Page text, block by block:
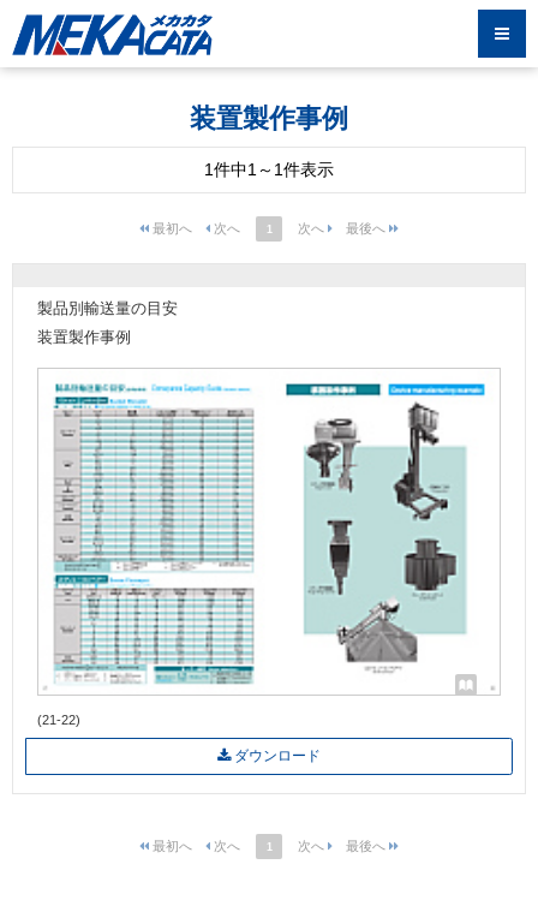
装置製作事例
1件中1～1件表示
1
製品別輸送量の目安
装置製作事例
(21-22)
ダウンロード
1